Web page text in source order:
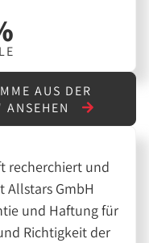
AUS DER
recherchiert und
Allstars GmbH
und Haftung für
Richtigkeit der